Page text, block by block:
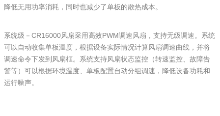
降低无用功率消耗，同时也减少了单板的散热成本。
系统级－CR16000风扇采用高效PWM调速风扇，支持无级调速。系统
可以自动收集单板温度，根据设备实际情况计算风扇调速曲线，并将
调速命令下发到风扇框。系统支持风扇状态监控（转速监控、故障告
警等）可以根据环境温度、单板配置自动分组调速，降低设备功耗和
运行噪声。